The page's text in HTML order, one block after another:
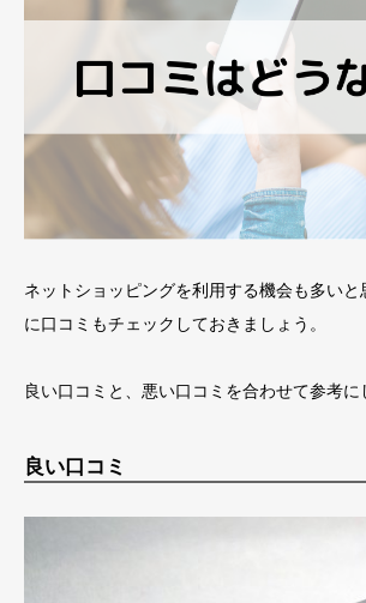
ネットショッピングを利用する機会も多い
に口コミもチェックしておきましょう。
良い口コミと、悪い口コミを合わせて参考に
良い口コミ